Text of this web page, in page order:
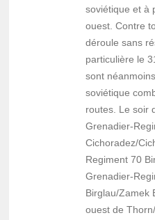
soviétique et à
ouest. Contre
déroule sans
particulière le
sont
soviétique
routes. Le soir
Grenadier-
Cichoradez/
Regiment 70
Grenadier-
Birglau/Zamek
ouest de